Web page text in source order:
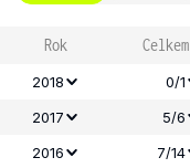
Rok Celkem
2018 0/1
2017 5/6
2016
7/14